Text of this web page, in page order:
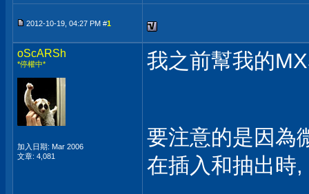
2012-10-19, 04:27 PM #1
oScARSh
*停權中*
加入日期: Mar 2006
文章: 4,081
我之前幫我的
要注意的是因為
在插入和抽出時